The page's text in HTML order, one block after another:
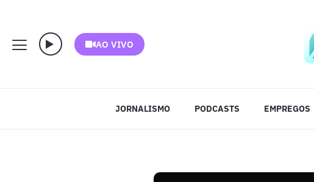
AO VIVO
JORNALISMO PODCASTS EMPREGOS